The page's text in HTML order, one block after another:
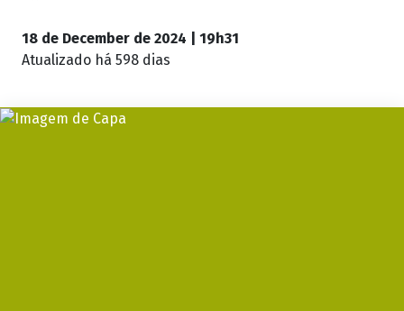
18 de December de 2024 | 19h31
Atualizado há 598 dias